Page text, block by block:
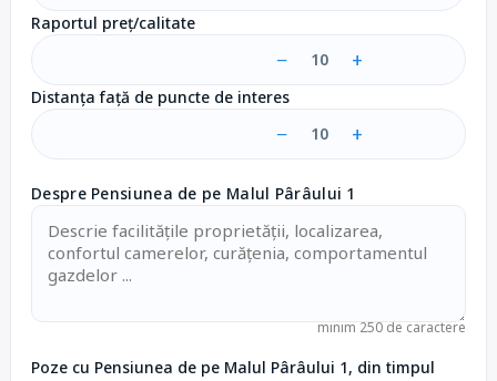
Raportul preț/calitate
− 10 +
Distanța față de puncte de interes
− 10 +
Despre Pensiunea de pe Malul Pârâului 1
minim 250 de caractere
Poze cu Pensiunea de pe Malul Pârâului 1, din timpul